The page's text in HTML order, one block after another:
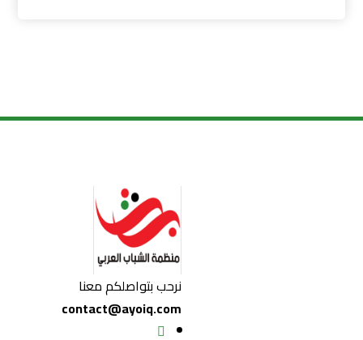
نرحب بتواصلكم معنا
contact@ayoiq.com